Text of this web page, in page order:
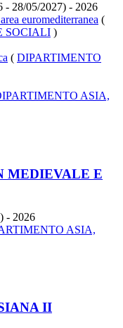
28/05/2027) - 2026
euromediterranea (
SOCIALI )
( DIPARTIMENTO
ASIA,
MEDIEVALE E
- 2026
ASIA,
II